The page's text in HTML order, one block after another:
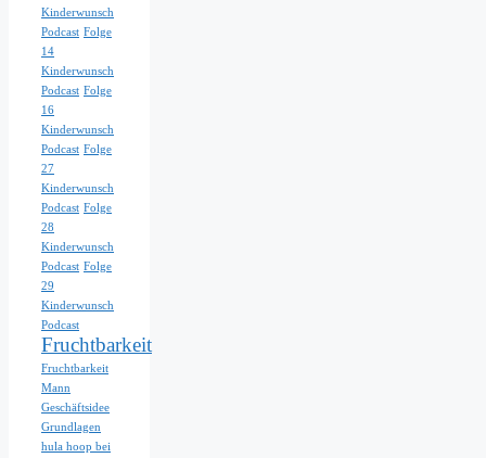
Kinderwunsch
Podcast Folge
14
Kinderwunsch
Podcast Folge
16
Kinderwunsch
Podcast Folge
27
Kinderwunsch
Podcast Folge
28
Kinderwunsch
Podcast Folge
29
Kinderwunsch
Podcast
Fruchtbarkeit
Fruchtbarkeit
Mann
Geschäftsidee
Grundlagen
hula hoop bei